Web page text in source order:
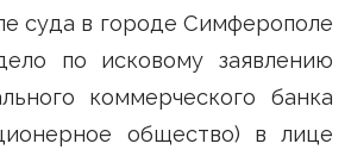
суда в городе Симферополе
по исковому заявлению
коммерческого банка
общество) в лице